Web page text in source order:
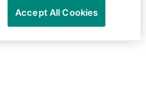
Accept All Cookies